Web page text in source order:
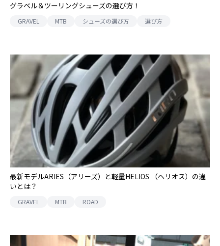
グラベル＆ツーリングシューズの選び方！
GRAVEL MTB シューズの選び方 選び方
最新モデルARIES（アリーズ）と軽量HELIOS （ヘリオス）の違
いとは？
GRAVEL MTB ROAD